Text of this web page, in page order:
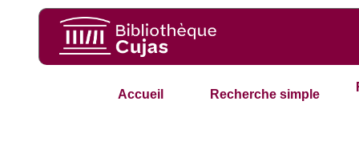
Accueil Recherche simple